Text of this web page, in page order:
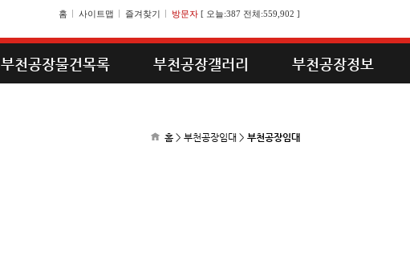
홈 사이트맵 즐겨찾기 방문자 [ 오늘:387 전체:559,902 ]
부천공장물건목록 부천공장갤러리 부천공장정보
홈 > 부천공장임대 > 부천공장임대